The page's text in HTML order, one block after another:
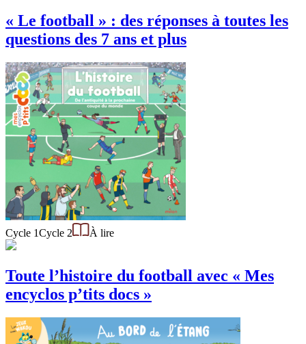
« Le football » : des réponses à toutes les
questions des 7 ans et plus
Cycle 1Cycle 2 À lire
Toute l’histoire du football avec « Mes
encyclos p’tits docs »